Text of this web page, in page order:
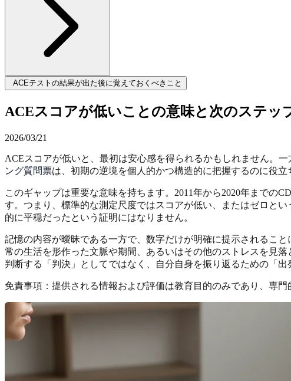
ACEテストの結果が出た後に覚えておくべきこと
ACEスコアが低いことの意味と次のステッ
2026/03/21
ACEスコアが低いと、最初は安心感を得られるかもしれません。
ング質問票は、初期の逆境を個人的かつ構造的に把握するのに役
このギャップは重要な意味を持ちます。2011年から2020年までの
す。つまり、標準的な測定尺度ではスコアが低い、またはゼロと
的に平穏だったという証明にはなりません。
記憶の内容が曖昧である一方で、数字だけが明確に提示されるこ
常の生活を形作った文脈や期間、あるいはその他のストレスを見
判断する「判決」としてではなく、自分自身を振り返るための「出
免責事項：提供される情報および評価は教育目的のみであり、専